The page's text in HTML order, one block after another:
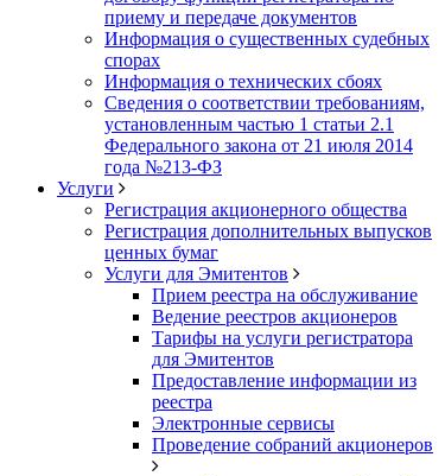
приему и передаче документов
Информация о существенных судебных
спорах
Информация о технических сбоях
Сведения о соответствии требованиям,
установленным частью 1 статьи 2.1
Федерального закона от 21 июля 2014
года №213-ФЗ
Услуги
Регистрация акционерного общества
Регистрация дополнительных выпусков
ценных бумаг
Услуги для Эмитентов
Прием реестра на обслуживание
Ведение реестров акционеров
Тарифы на услуги регистратора
для Эмитентов
Предоставление информации из
реестра
Электронные сервисы
Проведение собраний акционеров